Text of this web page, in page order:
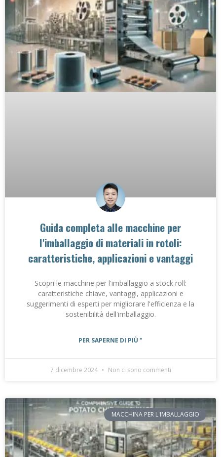
Guida completa alle macchine per
l'imballaggio di materiali in rotoli:
caratteristiche, applicazioni e vantaggi
Scopri le macchine per l'imballaggio a stock roll:
caratteristiche chiave, vantaggi, applicazioni e
suggerimenti di esperti per migliorare l'efficienza e la
sostenibilità dell'imballaggio.
PER SAPERNE DI PIÙ "
7 dicembre 2024 Non ci sono commenti
MACCHINA PER L'IMBALLAGGIO